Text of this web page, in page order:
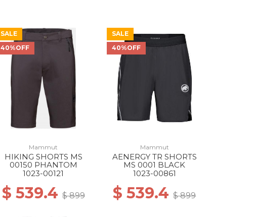
SALE
40%OFF
Mammut
HIKING SHORTS MS
00150 PHANTOM
1023-00121
$ 539.4 $ 899
SALE
40%OFF
Mammut
AENERGY TR SHORTS
MS 0001 BLACK
1023-00861
$ 539.4$ 899